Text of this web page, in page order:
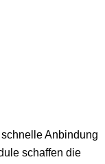
Anbindung
schaffen die